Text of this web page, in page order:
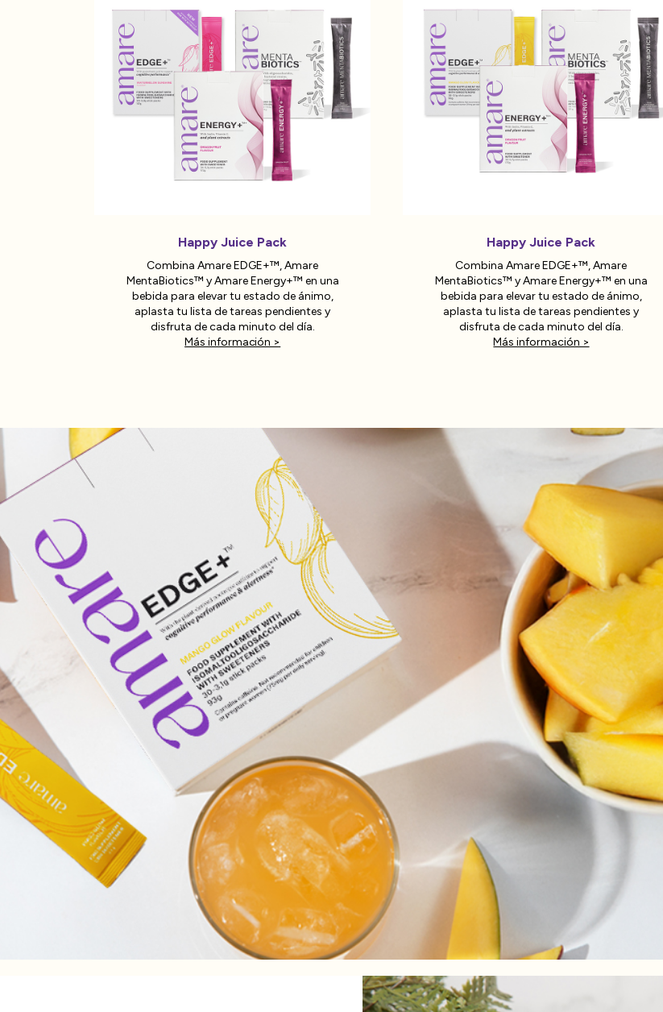
Happy Juice Pack
Combina Amare EDGE+™, Amare
MentaBiotics™ y Amare Energy+™ en una
bebida para elevar tu estado de ánimo,
aplasta tu lista de tareas pendientes y
disfruta de cada minuto del día.
Más información >
Happy Juice Pack
Combina Amare EDGE+™, Amare
MentaBiotics™ y Amare Energy+™ en una
bebida para elevar tu estado de ánimo,
aplasta tu lista de tareas pendientes y
disfruta de cada minuto del día.
Más información >